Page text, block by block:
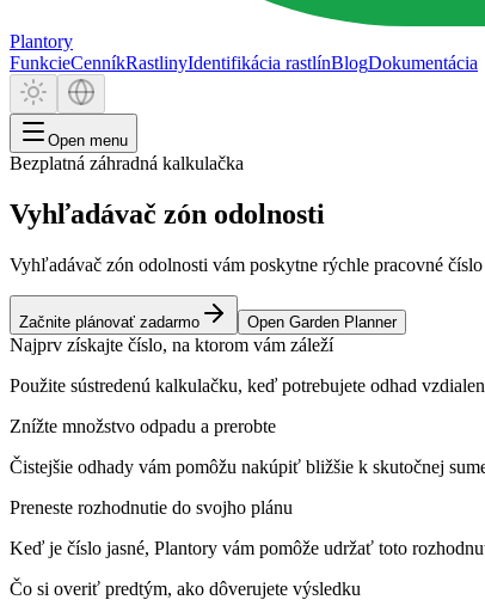
Plantory
FunkcieCenníkRastlinyIdentifikácia rastlínBlogDokumentácia
Open menu
Bezplatná záhradná kalkulačka
Vyhľadávač zón odolnosti
Vyhľadávač zón odolnosti vám poskytne rýchle pracovné
Začnite plánovať zadarmo Open Garden Planner
Najprv získajte číslo, na ktorom vám záleží
Použite sústredenú kalkulačku, keď potrebujete odhad
Znížte množstvo odpadu a prerobte
Čistejšie odhady vám pomôžu nakúpiť bližšie k skutočnej
Preneste rozhodnutie do svojho plánu
Keď je číslo jasné, Plantory vám pomôže udržať toto
Čo si overiť predtým, ako dôverujete výsledku